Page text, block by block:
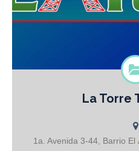
Asientos, techo y pisos de
dormitorio
La Torre
1a. Avenida 3-44, Barrio